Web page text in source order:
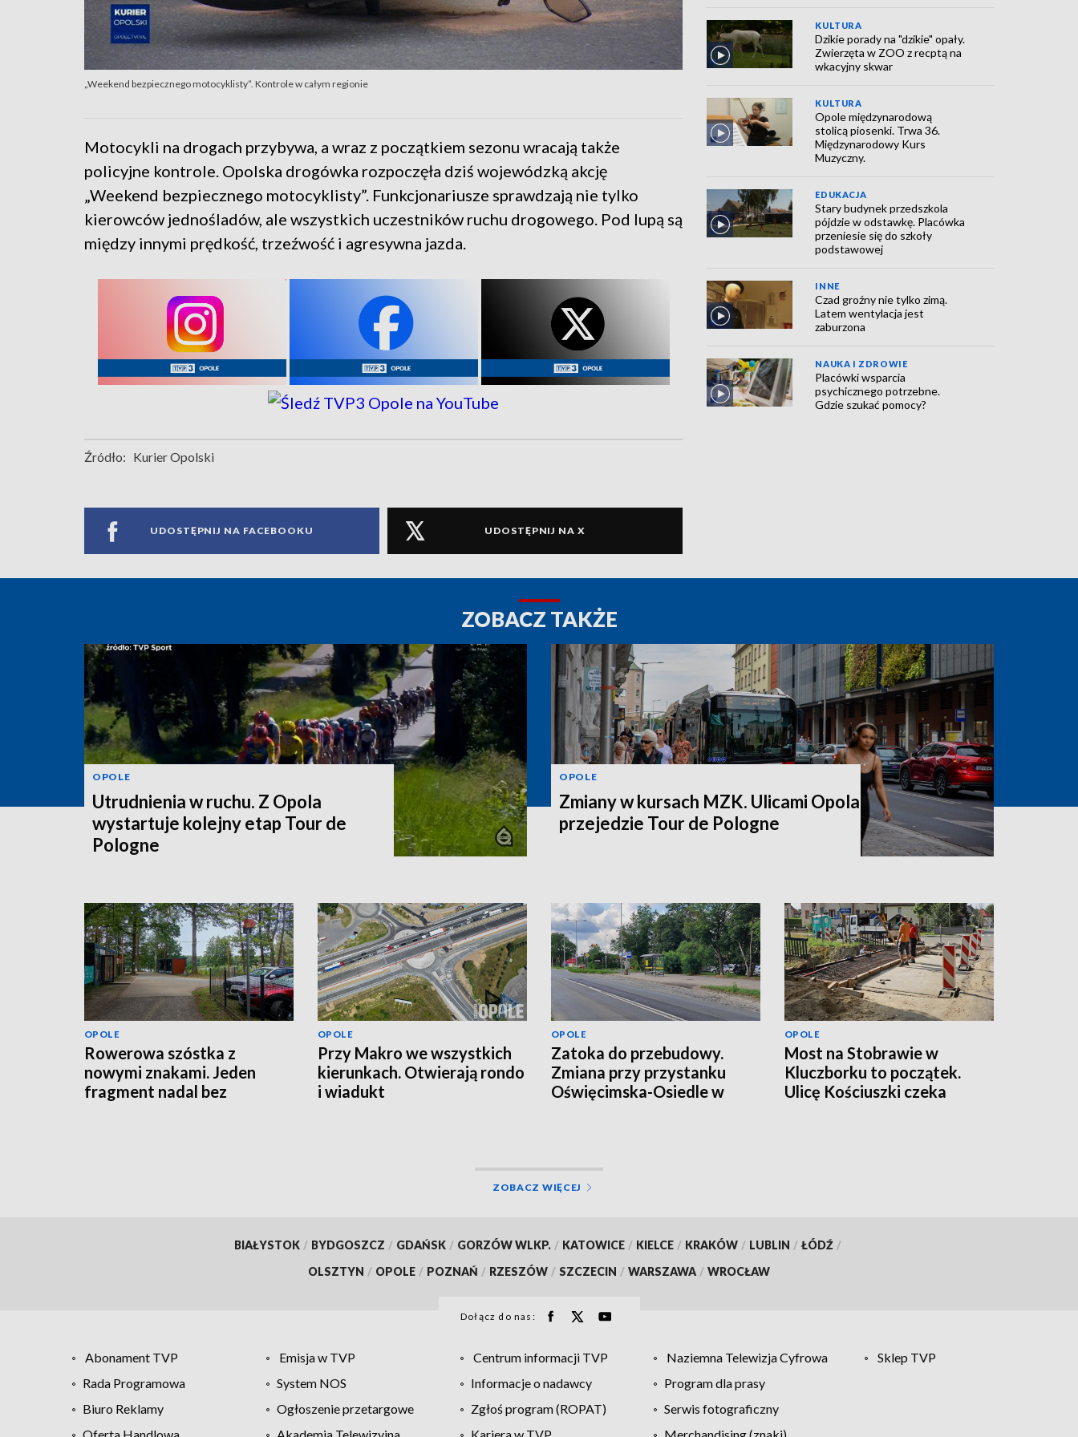
„Weekend bezpiecznego motocyklisty”. Kontrole w całym regionie
Motocykli na drogach przybywa, a wraz z początkiem sezonu wracają także
policyjne kontrole. Opolska drogówka rozpoczęła dziś wojewódzką akcję
„Weekend bezpiecznego motocyklisty”. Funkcjonariusze sprawdzają nie tylko
kierowców jednośladów, ale wszystkich uczestników ruchu drogowego. Pod lupą są
między innymi prędkość, trzeźwość i agresywna jazda.
Źródło: Kurier Opolski
UDOSTĘPNIJ NA FACEBOOKU UDOSTĘPNIJ NA X
KULTURA
Dzikie porady na "dzikie" opały.
Zwierzęta w ZOO z recptą na
wkacyjny skwar
KULTURA
Opole międzynarodową
stolicą piosenki. Trwa 36.
Międzynarodowy Kurs
Muzyczny.
EDUKACJA
Stary budynek przedszkola
pójdzie w odstawkę. Placówka
przeniesie się do szkoły
podstawowej
INNE
Czad groźny nie tylko zimą.
Latem wentylacja jest
zaburzona
NAUKA I ZDROWIE
Placówki wsparcia
psychicznego potrzebne.
Gdzie szukać pomocy?
ZOBACZ TAKŻE
OPOLE
Utrudnienia w ruchu. Z Opola
wystartuje kolejny etap Tour de
Pologne
OPOLE
Zmiany w kursach MZK. Ulicami Opola
przejedzie Tour de Pologne
OPOLE
Rowerowa szóstka z
nowymi znakami. Jeden
fragment nadal bez
OPOLE
Przy Makro we wszystkich
kierunkach. Otwierają rondo
i wiadukt
OPOLE
Zatoka do przebudowy.
Zmiana przy przystanku
Oświęcimska-Osiedle w
OPOLE
Most na Stobrawie w
Kluczborku to początek.
Ulicę Kościuszki czeka
ZOBACZ WIĘCEJ
BIAŁYSTOK / BYDGOSZCZ / GDAŃSK / GORZÓW WLKP. / KATOWICE / KIELCE / KRAKÓW / LUBLIN / ŁÓDŹ /
OLSZTYN / OPOLE / POZNAŃ / RZESZÓW / SZCZECIN / WARSZAWA / WROCŁAW
Dołącz do nas:
Abonament TVP Emisja w TVP Centrum informacji TVP Naziemna Telewizja Cyfrowa
Sklep TVP
Rada Programowa
System NOS Informacje o nadawcy
Program dla prasy
Biuro Reklamy
Ogłoszenie przetargowe Zgłoś program (ROPAT)
Serwis fotograficzny